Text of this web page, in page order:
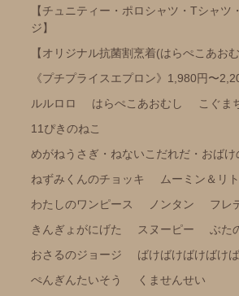
mas-mas
【チュニティー・ポロシャツ・Tシャツ
ジ】
【オリジナル抗菌割烹着(はらぺこあお
《プチプライスエプロン》1,980円〜
ルルロロ
はらぺこあおむし
こぐま
11ぴきのねこ
めがねうさぎ・ねないこだれだ・おばけ
ねずみくんのチョッキ
ムーミン＆リ
わたしのワンピース
ノンタン
フレ
きんぎょがにげた
スヌーピー
ぶた
おさるのジョージ
ばけばけばけばけ
ぺんぎんたいそう
くませんせい